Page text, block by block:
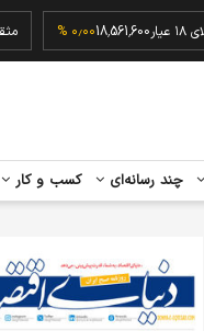
گرم طلای ۱۸ عیار 18,561,600
چند رسانه‌ای کسب و کار